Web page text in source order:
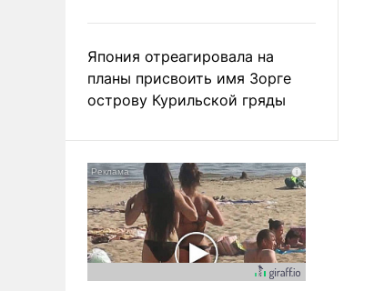
Япония отреагировала на
планы присвоить имя Зорге
острову Курильской гряды